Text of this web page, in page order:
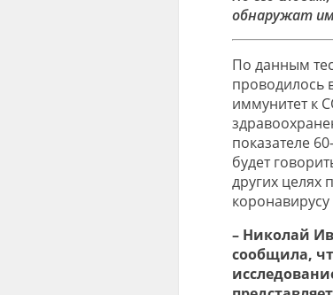
обнаружат
По данным
проводилось
иммунитет к
показателе
будет
других целях
– Николай
сообщила,